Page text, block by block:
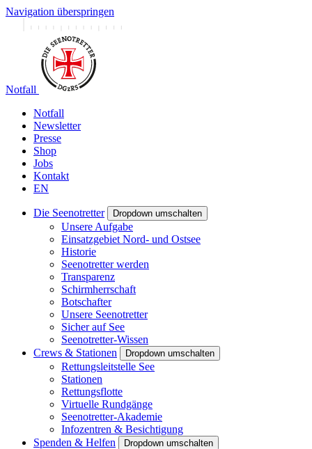
Navigation überspringen
Notfall
Notfall
Newsletter
Presse
Shop
Jobs
Kontakt
EN
Die Seenotretter Dropdown umschalten
Unsere Aufgabe
Einsatzgebiet Nord- und Ostsee
Historie
Seenotretter werden
Transparenz
Schirmherrschaft
Botschafter
Unsere Seenotretter
Sicher auf See
Seenotretter-Wissen
Crews & Stationen
Dropdown umschalten
Rettungsleitstelle See
Stationen
Rettungsflotte
Virtuelle Rundgänge
Seenotretter-Akademie
Infozentren & Besichtigung
Spenden & Helfen
Dropdown umschalten